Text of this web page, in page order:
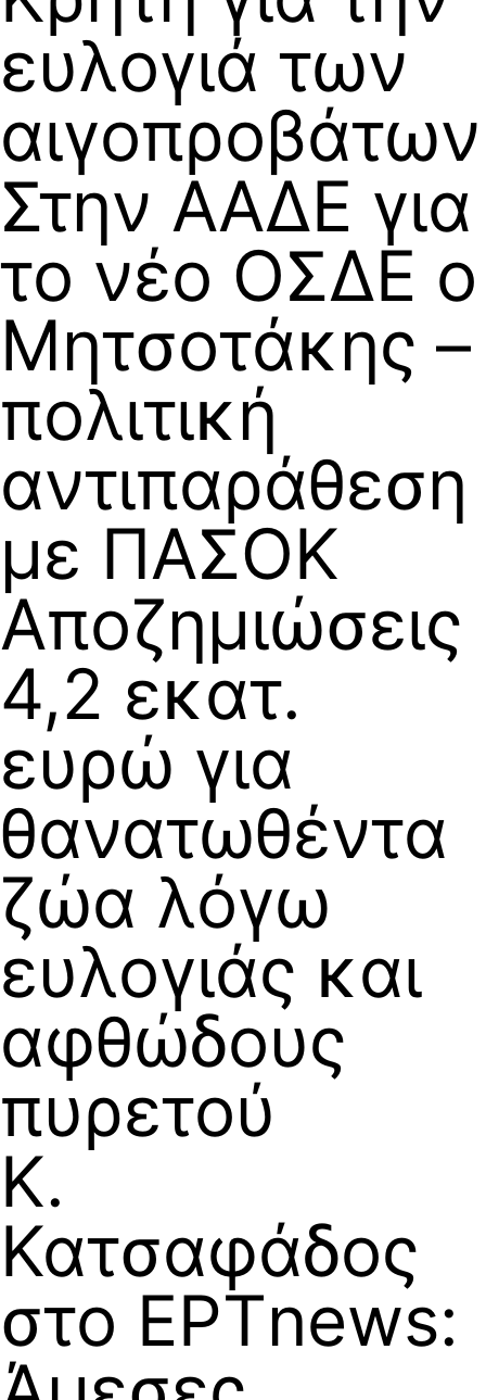
ευλογιά των
αιγοπροβάτων
Στην ΑΑΔΕ για
το νέο ΟΣΔΕ ο
Μητσοτάκης –
πολιτική
αντιπαράθεση
με ΠΑΣΟΚ
Αποζημιώσεις
4,2 εκατ.
ευρώ για
θανατωθέντα
ζώα λόγω
ευλογιάς και
αφθώδους
πυρετού
Κ.
Κατσαφάδος
στο ΕΡΤnews: